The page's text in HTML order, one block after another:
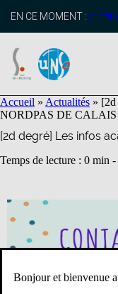
principal
EN CE MOMENT :
Accueil » Actualités » [2d
NORDPAS DE CALAIS
[2d degré] Les infos
Temps de lecture : 0 min -
Bonjour et bienvenue